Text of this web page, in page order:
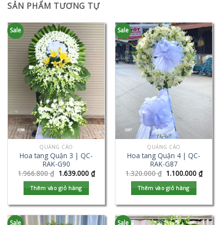
SẢN PHẨM TƯƠNG TỰ
Sale
QUẢNG CÁO
Hoa tang Quận 3 | QC-
RAK-G90
1.966.800₫ 1.639.000 ₫
Thêm vào giỏ hàng
Sale
QUẢNG CÁO
Hoa tang Quận 4 | QC-
RAK-G87
1.320.000₫ 1.100.000 ₫
Thêm vào giỏ hàng
Sale Sale